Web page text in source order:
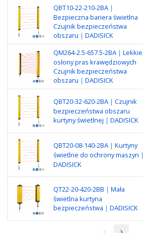
QBT10-22-210-2BA｜
Bezpieczna bariera świetlna
Czujnik bezpieczeństwa
obszaru｜DADISICK
QM264-2.5-657.5-2BA｜Lekkie
osłony pras krawędziowych
Czujnik bezpieczeństwa
obszaru｜DADISICK
QBT20-32-620-2BA｜Czujnik
bezpieczeństwa obszaru
kurtyny świetlnej｜DADISICK
QBT20-08-140-2BA｜Kurtyny
świetlne do ochrony maszyn｜
DADISICK
QT22-20-420-2BB｜Mała
świetlna kurtyna
bezpieczeństwa｜DADISICK